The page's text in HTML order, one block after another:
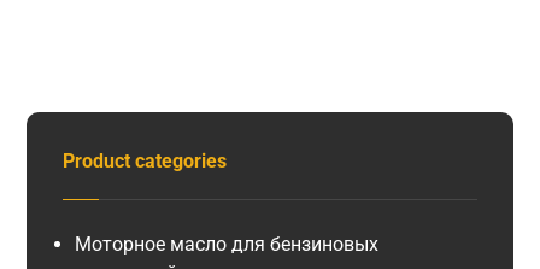
Product categories
Моторное масло для бензиновых